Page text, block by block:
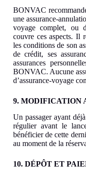
BONVAC
une assurance-
voyage complet, ou
couvre ces aspects. Il
les conditions de son
de crédit, ses
assurances
BONVAC. Aucune
d’assurance-voyage
9. MODIFICATION
Un passager ayant
régulier avant le
bénéficier de cette
au moment de la
10. DÉPÔT ET